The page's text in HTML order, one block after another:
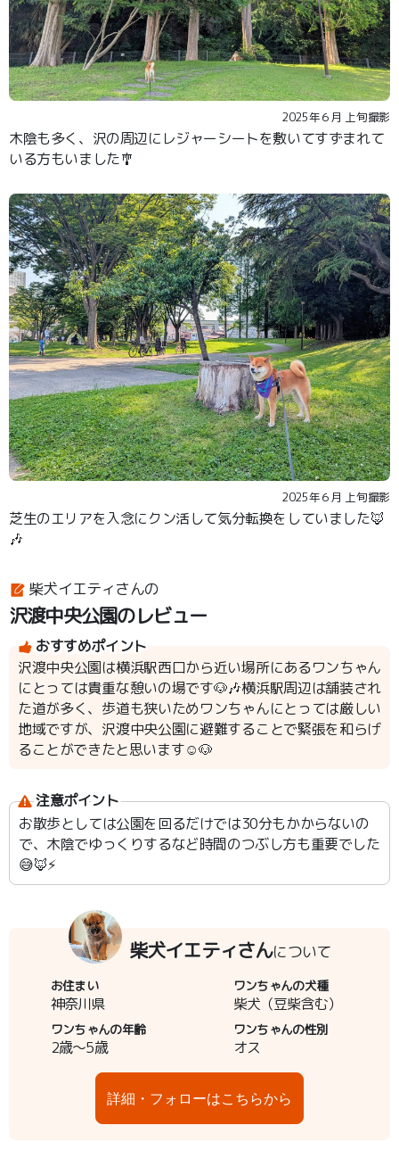
2025年６月 上旬撮影
木陰も多く、沢の周辺にレジャーシートを敷いてすずまれて
いる方もいました🎐
2025年６月 上旬撮影
芝生のエリアを入念にクン活して気分転換をしていました🦊
🎶
柴犬イエティさんの
沢渡中央公園のレビュー
おすすめポイント
沢渡中央公園は横浜駅西口から近い場所にあるワンちゃん
にとっては貴重な憩いの場です🐶🎶横浜駅周辺は舗装され
た道が多く、歩道も狭いためワンちゃんにとっては厳しい
地域ですが、沢渡中央公園に避難することで緊張を和らげ
ることができたと思います☺️🐶
注意ポイント
お散歩としては公園を回るだけでは30分もかからないの
で、木陰でゆっくりするなど時間のつぶし方も重要でした
😅🦊⚡️
柴犬イエティさんについて
お住まい
神奈川県
ワンちゃんの犬種
柴犬（豆柴含む）
ワンちゃんの年齢
2歳～5歳
ワンちゃんの性別
オス
詳細・フォローはこちらから